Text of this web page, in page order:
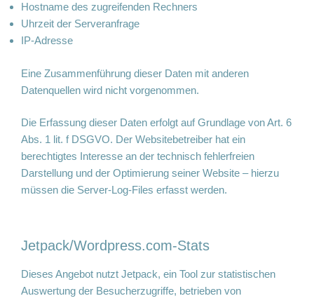
Hostname des zugreifenden Rechners
Uhrzeit der Serveranfrage
IP-Adresse
Eine Zusammenführung dieser Daten mit anderen
Datenquellen wird nicht vorgenommen.
Die Erfassung dieser Daten erfolgt auf Grundlage von Art. 6
Abs. 1 lit. f DSGVO. Der Websitebetreiber hat ein
berechtigtes Interesse an der technisch fehlerfreien
Darstellung und der Optimierung seiner Website – hierzu
müssen die Server-Log-Files erfasst werden.
Jetpack/Wordpress.com-Stats
Dieses Angebot nutzt Jetpack, ein Tool zur statistischen
Auswertung der Besucherzugriffe, betrieben von